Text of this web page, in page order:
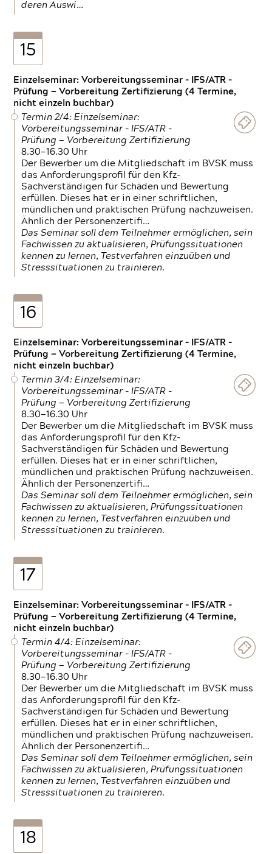
deren Auswi…
15
Einzelseminar: Vorbereitungsseminar - IFS/ATR -
Prüfung — Vorbereitung Zertifizierung (4 Termine,
nicht einzeln buchbar)
Termin 2/4: Einzelseminar:
Vorbereitungsseminar - IFS/ATR -
Prüfung — Vorbereitung Zertifizierung
8.30—16.30 Uhr
Der Bewerber um die Mitgliedschaft im BVSK muss
das Anforderungsprofil für den Kfz-
Sachverständigen für Schäden und Bewertung
erfüllen. Dieses hat er in einer schriftlichen,
mündlichen und praktischen Prüfung nachzuweisen.
Ähnlich der Personenzertifi…
Das Seminar soll dem Teilnehmer ermöglichen, sein
Fachwissen zu aktualisieren, Prüfungssituationen
kennen zu lernen, Testverfahren einzuüben und
Stresssituationen zu trainieren.
16
Einzelseminar: Vorbereitungsseminar - IFS/ATR -
Prüfung — Vorbereitung Zertifizierung (4 Termine,
nicht einzeln buchbar)
Termin 3/4: Einzelseminar:
Vorbereitungsseminar - IFS/ATR -
Prüfung — Vorbereitung Zertifizierung
8.30—16.30 Uhr
Der Bewerber um die Mitgliedschaft im BVSK muss
das Anforderungsprofil für den Kfz-
Sachverständigen für Schäden und Bewertung
erfüllen. Dieses hat er in einer schriftlichen,
mündlichen und praktischen Prüfung nachzuweisen.
Ähnlich der Personenzertifi…
Das Seminar soll dem Teilnehmer ermöglichen, sein
Fachwissen zu aktualisieren, Prüfungssituationen
kennen zu lernen, Testverfahren einzuüben und
Stresssituationen zu trainieren.
17
Einzelseminar: Vorbereitungsseminar - IFS/ATR -
Prüfung — Vorbereitung Zertifizierung (4 Termine,
nicht einzeln buchbar)
Termin 4/4: Einzelseminar:
Vorbereitungsseminar - IFS/ATR -
Prüfung — Vorbereitung Zertifizierung
8.30—16.30 Uhr
Der Bewerber um die Mitgliedschaft im BVSK muss
das Anforderungsprofil für den Kfz-
Sachverständigen für Schäden und Bewertung
erfüllen. Dieses hat er in einer schriftlichen,
mündlichen und praktischen Prüfung nachzuweisen.
Ähnlich der Personenzertifi…
Das Seminar soll dem Teilnehmer ermöglichen, sein
Fachwissen zu aktualisieren, Prüfungssituationen
kennen zu lernen, Testverfahren einzuüben und
Stresssituationen zu trainieren.
18